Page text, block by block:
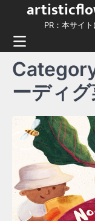
content
PR：本サイ
ーディ